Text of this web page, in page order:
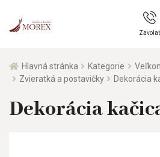
Zavolať
Hlavná stránka Kategorie
Zvieratká a postavičky
Dekorácia
Dekorácia